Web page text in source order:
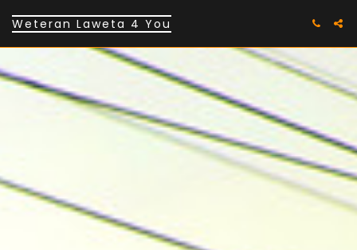
Weteran Laweta 4 You